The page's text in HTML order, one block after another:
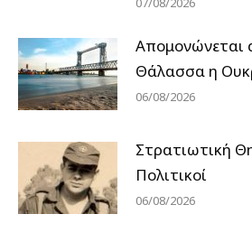
Θάλασσα η
06/08/2026
Στρατιωτική
Πολιτικοί
06/08/2026